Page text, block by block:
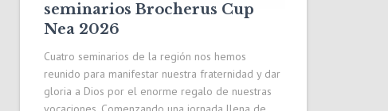
seminarios Brocherus Cup
Nea 2026
Cuatro seminarios de la región nos hemos
reunido para manifestar nuestra fraternidad y dar
gloria a Dios por el enorme regalo de nuestras